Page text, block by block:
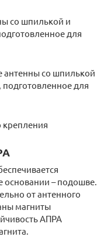
со шпилькой и
для
антенны со шпилькой
для
крепления
– подошве.
от антенного
магниты
АПРА